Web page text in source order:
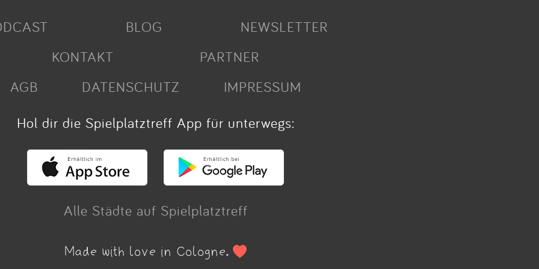
BLOG
NEWSLETTER
KONTAKT
PARTNER
AGB
DATENSCHUTZ
IMPRESSUM
Hol dir die Spielplatztreff App für unterwegs:
Alle Städte auf Spielplatztreff
Made with love in Cologne.